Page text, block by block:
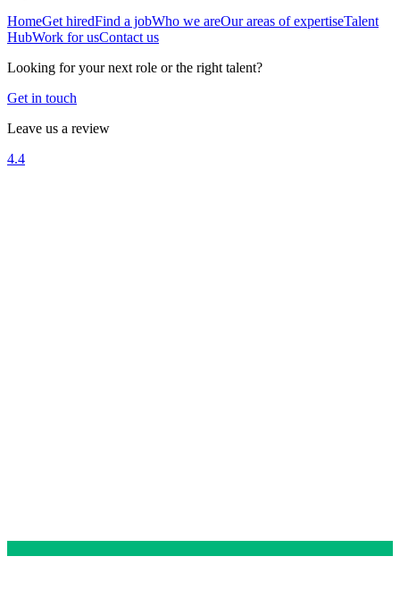
HomeGet hiredFind a jobWho we areOur areas of expertiseTalent
HubWork for usContact us
Looking for your next role or the right talent?
Get in touch
Leave us a review
4.4